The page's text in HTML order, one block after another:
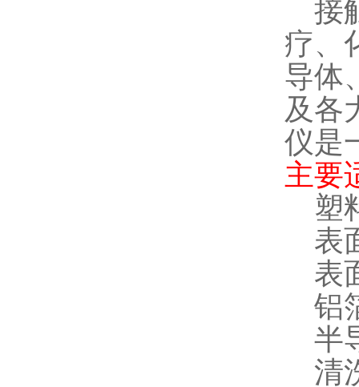
接
疗、
导体
及各
仪是
主要
塑
表
表
铝
半
清